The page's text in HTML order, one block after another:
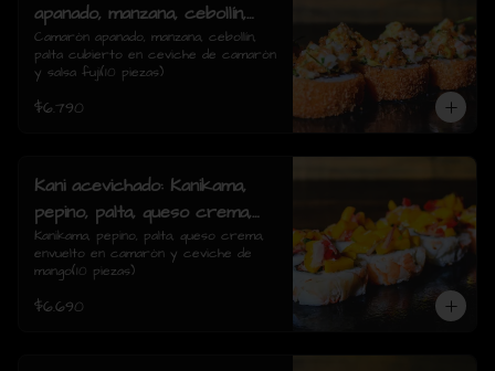
apanado, manzana, cebollín,
palta cubierto en ceviche de
camarón y salsa fuji(10
Camarón apanado, manzana, cebollín,
palta cubierto en ceviche de camarón
y salsa fuji(10 piezas)
$6.790
Kani acevichado: Kanikama,
pepino, palta, queso crema,
envuelto en camarón y
ceviche de mango(10 piezas)
Kanikama, pepino, palta, queso crema,
envuelto en camarón y ceviche de
mango(10 piezas)
$6.690